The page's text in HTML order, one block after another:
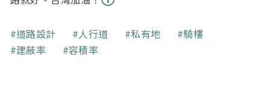
關鍵字
道路設計 人行道 私有地
騎樓
建蔽率
容積率